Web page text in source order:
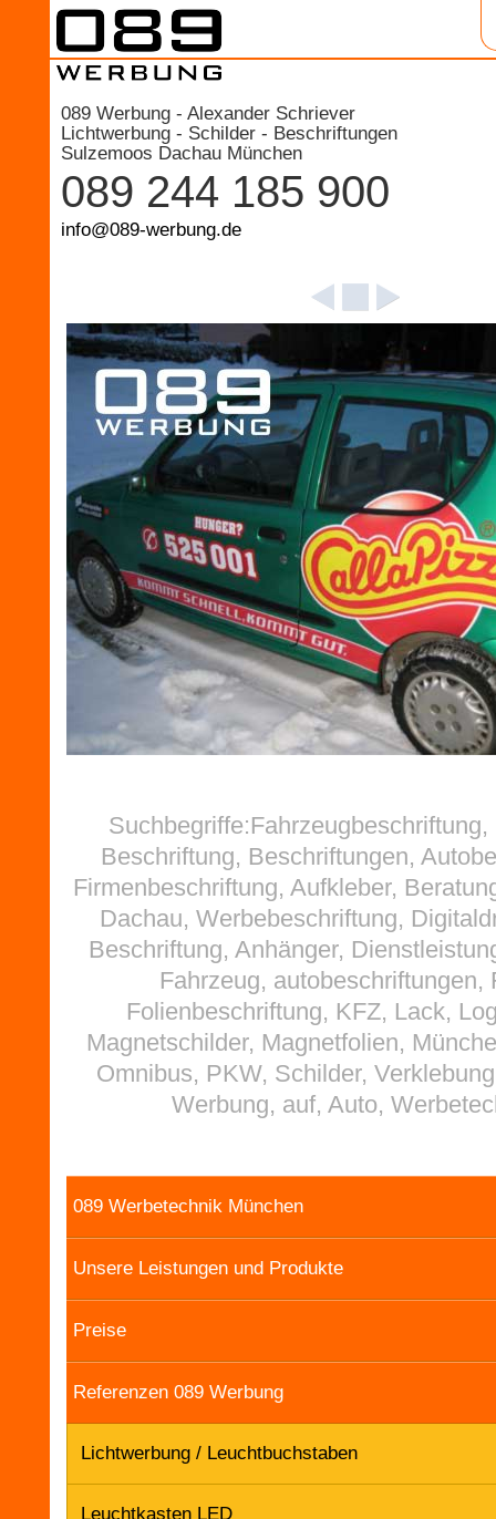
089 Werbung - Alexander Schriever
Lichtwerbung - Schilder - Beschriftungen
Sulzemoos Dachau München
089 244 185 900
info@089-werbung.de
Suchbegriffe:Fahrzeugbeschriftung,
Beschriftung, Beschriftungen,
Firmenbeschriftung, Aufkleber,
Dachau, Werbebeschriftung,
Beschriftung, Anhänger,
Fahrzeug, autobeschriftungen,
Folienbeschriftung, KFZ, Lack,
Magnetschilder, Magnetfolien,
Omnibus, PKW, Schilder,
Werbung, auf, Auto,
089 Werbetechnik München
Unsere Leistungen und Produkte
Preise
Referenzen 089 Werbung
Lichtwerbung / Leuchtbuchstaben
Leuchtkasten LED